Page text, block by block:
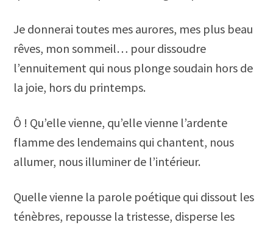
Je donnerai toutes mes aurores, mes plus beau
rêves, mon sommeil… pour dissoudre
l’ennuitement qui nous plonge soudain hors de
la joie, hors du printemps.
Ô ! Qu’elle vienne, qu’elle vienne l’ardente
flamme des lendemains qui chantent, nous
allumer, nous illuminer de l’intérieur.
Quelle vienne la parole poétique qui dissout les
ténèbres, repousse la tristesse, disperse les